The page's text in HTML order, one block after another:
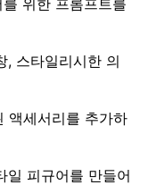
, 스타일리시한 의
액세서리를 추가하
일 피규어를 만들어